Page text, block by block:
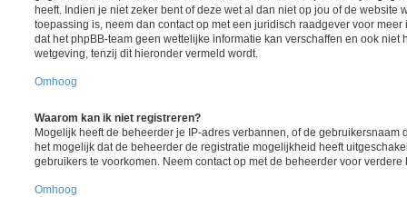
heeft. Indien je niet zeker bent of deze wet al dan niet op jou of de website
toepassing is, neem dan contact op met een juridisch raadgever voor
dat het phpBB-team geen wettelijke informatie kan verschaffen en ook niet
wetgeving, tenzij dit hieronder vermeld wordt.
Omhoog
Waarom kan ik niet registreren?
Mogelijk heeft de beheerder je IP-adres verbannen, of de gebruikersnaam
het mogelijk dat de beheerder de registratie mogelijkheid heeft
gebruikers te voorkomen. Neem contact op met de beheerder voor verdere
Omhoog